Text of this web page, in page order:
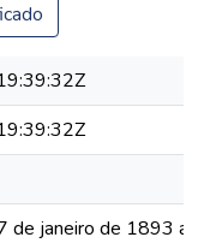
de janeiro de 1893 a